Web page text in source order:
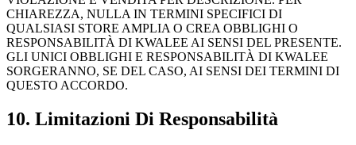
CHIAREZZA, NULLA IN TERMINI SPECIFICI DI
QUALSIASI STORE AMPLIA O CREA OBBLIGHI O
RESPONSABILITÀ DI KWALEE AI SENSI DEL PRESENTE.
GLI UNICI OBBLIGHI E RESPONSABILITÀ DI KWALEE
SORGERANNO, SE DEL CASO, AI SENSI DEI TERMINI DI
QUESTO ACCORDO.
10. Limitazioni Di Responsabilità